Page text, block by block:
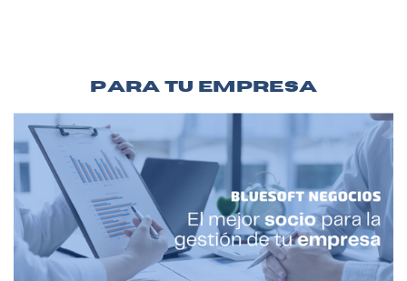
Para tu empresa